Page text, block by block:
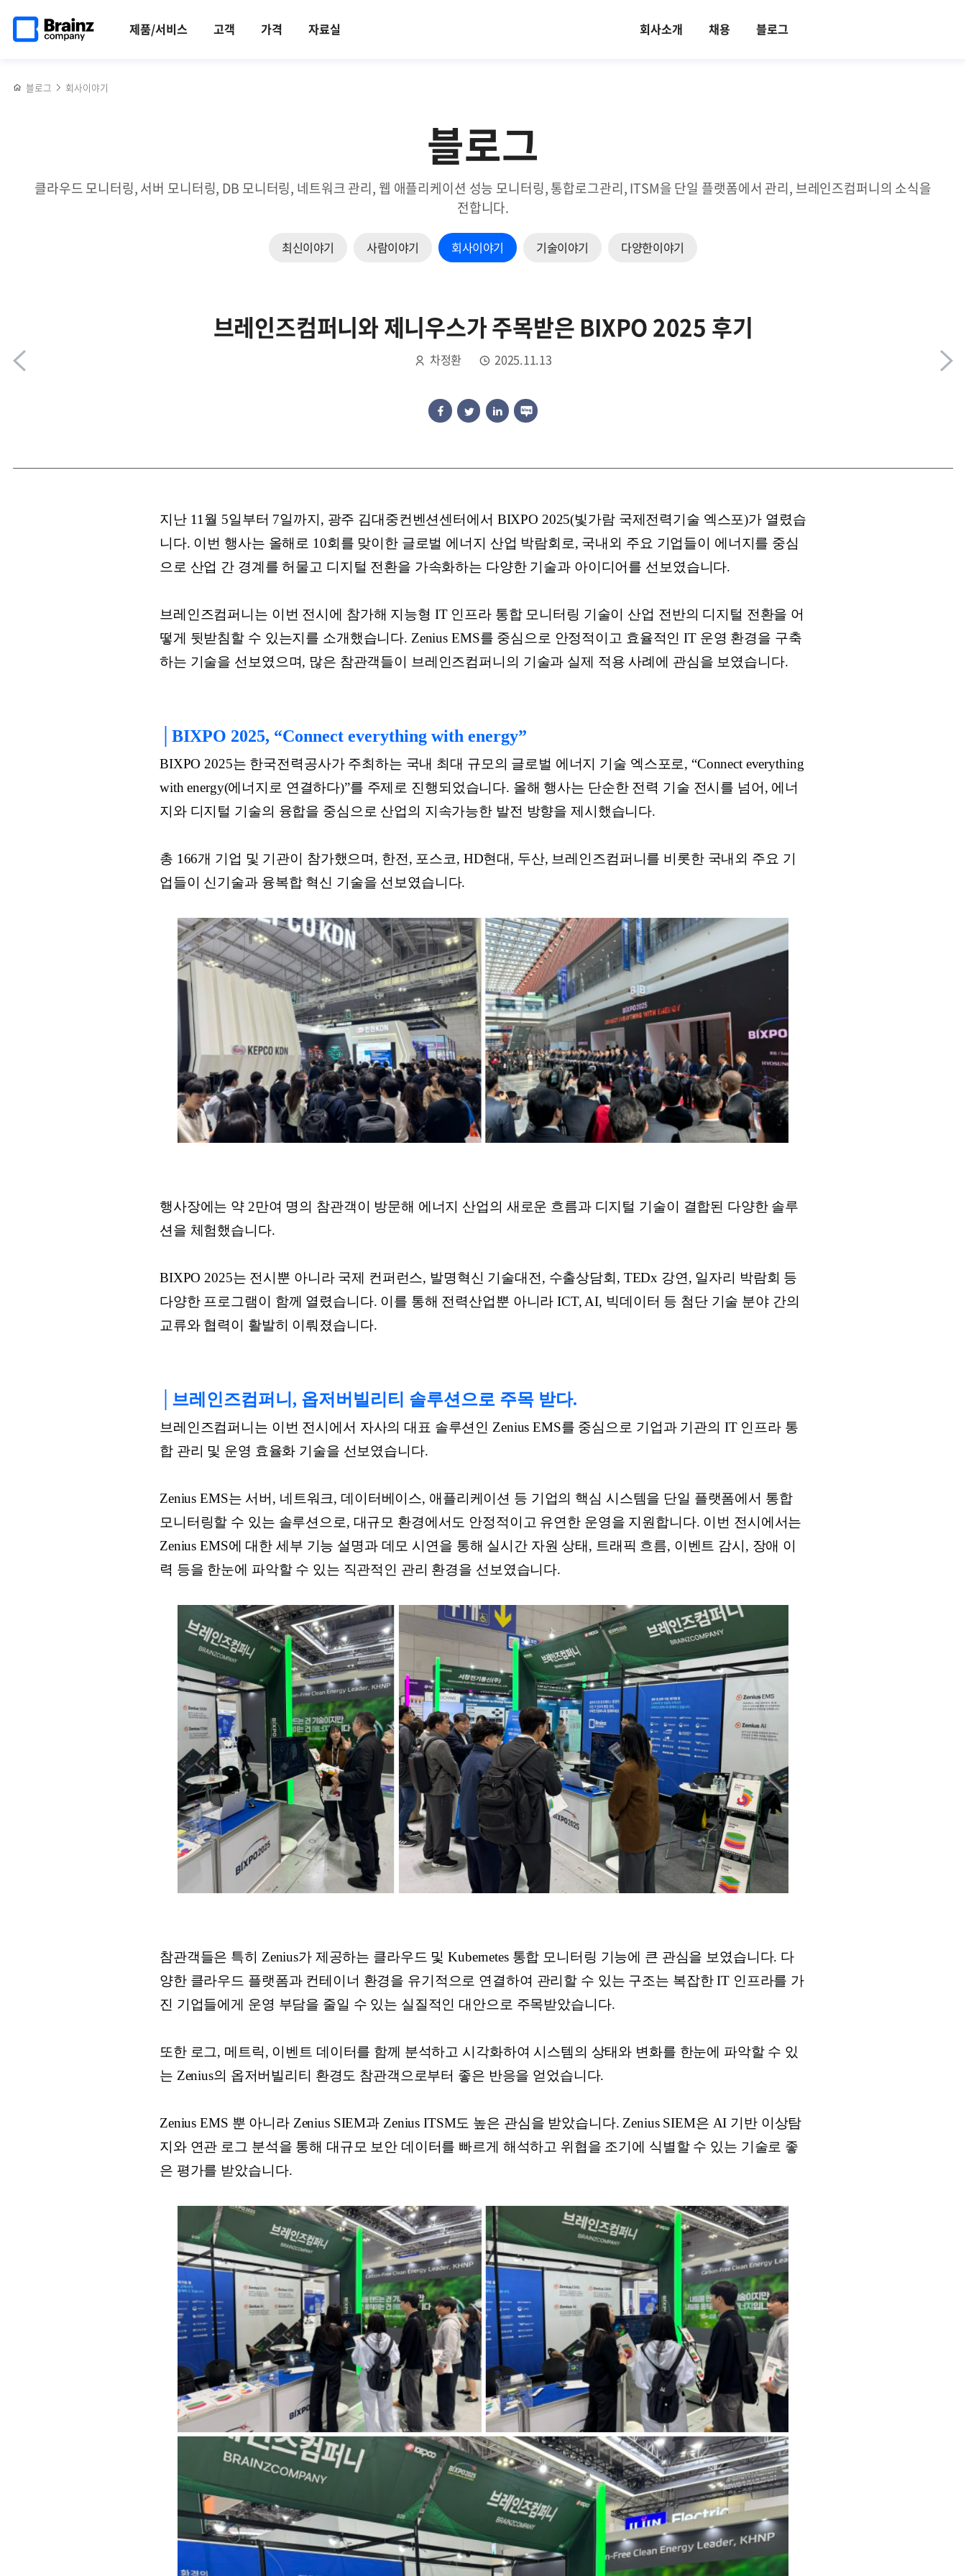
건너뛰기
제품/서비스 고객 가격 자료실 회사소개 채용 블로그
페이지로
블로그 회사이야기
블로그
클라우드 모니터링, 서버 모니터링, DB 모니터링, 네트워크 관리, 웹 애플리케이션 성능 모니터링, 통합로그관리, ITSM을 단일 플랫폼에서 관리, 브레인즈컴퍼니의 소식을
전합니다.
최신이야기 사람이야기 회사이야기 기술이야기 다양한이야기
클라우드
모니터링에서
브레인즈컴퍼니와 제니우스가 주목받은 BIXPO 2025 후기
차정환 2025.11.13
공유하기
공유하기
공유하기
공유하기
지난 11월 5일부터 7일까지, 광주 김대중컨벤션센터에서 BIXPO 2025(빛가람 국제전력기술 엑스포)가 열렸습
니다. 이번 행사는 올해로 10회를 맞이한 글로벌 에너지 산업 박람회로, 국내외 주요 기업들이 에너지를 중심
으로 산업 간 경계를 허물고 디지털 전환을 가속화하는 다양한 기술과 아이디어를 선보였습니다.
브레인즈컴퍼니는 이번 전시에 참가해 지능형 IT 인프라 통합 모니터링 기술이 산업 전반의 디지털 전환을 어
떻게 뒷받침할 수 있는지를 소개했습니다. Zenius EMS를 중심으로 안정적이고 효율적인 IT 운영 환경을 구축
하는 기술을 선보였으며, 많은 참관객들이 브레인즈컴퍼니의 기술과 실제 적용 사례에 관심을 보였습니다.
│BIXPO 2025, “Connect everything with energy”
BIXPO 2025는 한국전력공사가 주최하는 국내 최대 규모의 글로벌 에너지 기술 엑스포로, “Connect everything
with energy(에너지로 연결하다)”를 주제로 진행되었습니다. 올해 행사는 단순한 전력 기술 전시를 넘어, 에너
지와 디지털 기술의 융합을 중심으로 산업의 지속가능한 발전 방향을 제시했습니다.
총 166개 기업 및 기관이 참가했으며, 한전, 포스코, HD현대, 두산, 브레인즈컴퍼니를 비롯한 국내외 주요 기
업들이 신기술과 융복합 혁신 기술을 선보였습니다.
행사장에는 약 2만여 명의 참관객이 방문해 에너지 산업의 새로운 흐름과 디지털 기술이 결합된 다양한 솔루
션을 체험했습니다.
BIXPO 2025는 전시뿐 아니라 국제 컨퍼런스, 발명혁신 기술대전, 수출상담회, TEDx 강연, 일자리 박람회 등
다양한 프로그램이 함께 열렸습니다. 이를 통해 전력산업뿐 아니라 ICT, AI, 빅데이터 등 첨단 기술 분야 간의
교류와 협력이 활발히 이뤄졌습니다.
│브레인즈컴퍼니, 옵저버빌리티 솔루션으로 주목 받다.
브레인즈컴퍼니는 이번 전시에서 자사의 대표 솔루션인 Zenius EMS를 중심으로 기업과 기관의 IT 인프라 통
합 관리 및 운영 효율화 기술을 선보였습니다.
Zenius EMS는 서버, 네트워크, 데이터베이스, 애플리케이션 등 기업의 핵심 시스템을 단일 플랫폼에서 통합
모니터링할 수 있는 솔루션으로, 대규모 환경에서도 안정적이고 유연한 운영을 지원합니다. 이번 전시에서는
Zenius EMS에 대한 세부 기능 설명과 데모 시연을 통해 실시간 자원 상태, 트래픽 흐름, 이벤트 감시, 장애 이
력 등을 한눈에 파악할 수 있는 직관적인 관리 환경을 선보였습니다.
참관객들은 특히 Zenius가 제공하는 클라우드 및 Kubernetes 통합 모니터링 기능에 큰 관심을 보였습니다. 다
양한 클라우드 플랫폼과 컨테이너 환경을 유기적으로 연결하여 관리할 수 있는 구조는 복잡한 IT 인프라를 가
진 기업들에게 운영 부담을 줄일 수 있는 실질적인 대안으로 주목받았습니다.
또한 로그, 메트릭, 이벤트 데이터를 함께 분석하고 시각화하여 시스템의 상태와 변화를 한눈에 파악할 수 있
는 Zenius의 옵저버빌리티 환경도 참관객으로부터 좋은 반응을 얻었습니다.
Zenius EMS 뿐 아니라 Zenius SIEM과 Zenius ITSM도 높은 관심을 받았습니다. Zenius SIEM은 AI 기반 이상탐
지와 연관 로그 분석을 통해 대규모 보안 데이터를 빠르게 해석하고 위협을 조기에 식별할 수 있는 기술로 좋
은 평가를 받았습니다.